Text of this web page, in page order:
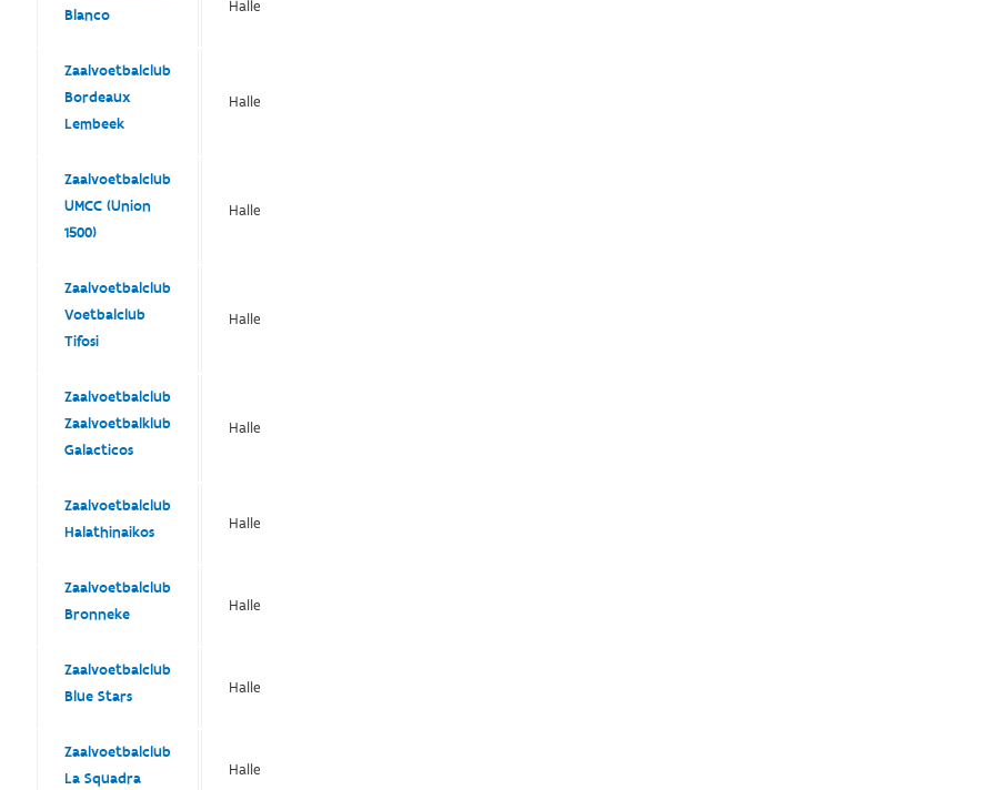
Blanco
Halle
Zaalvoetbalclub
Bordeaux
Lembeek
Halle
Zaalvoetbalclub
UMCC (Union
1500)
Halle
Zaalvoetbalclub
Voetbalclub
Tifosi
Halle
Zaalvoetbalclub
Zaalvoetbalklub
Galacticos
Halle
Zaalvoetbalclub
Halathinaikos
Halle
Zaalvoetbalclub
Bronneke
Halle
Zaalvoetbalclub
Blue Stars
Halle
Zaalvoetbalclub
La Squadra
Halle